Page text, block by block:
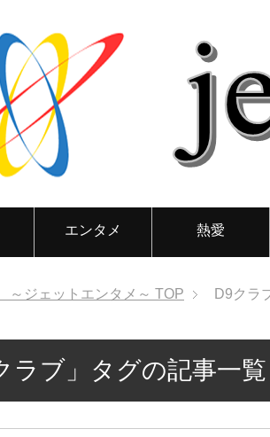
エンタメ 熱愛
ジェットエンタメ～ TOP D9クラ
ラブ」タグの記事一覧